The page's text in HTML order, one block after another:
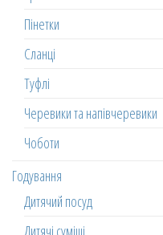
Пінетки
Сланці
Туфлі
Черевики та напівчеревики
Чоботи
Годування
Дитячий посуд